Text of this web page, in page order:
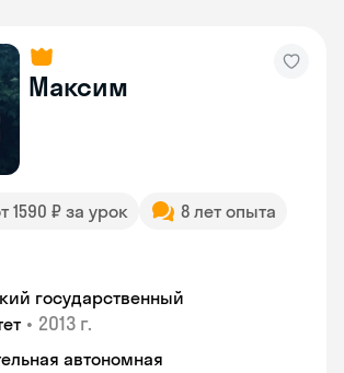
Максим
1590 ₽ за урок
8 лет опыта
государственный
• 2013 г.
автономная